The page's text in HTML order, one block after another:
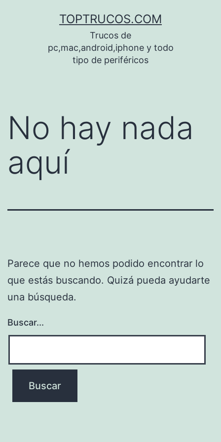
TOPTRUCOS.COM
Trucos de
pc,mac,android,iphone y todo
tipo de periféricos
No hay nada
aquí
Parece que no hemos podido encontrar lo
que estás buscando. Quizá pueda ayudarte
una búsqueda.
Buscar...